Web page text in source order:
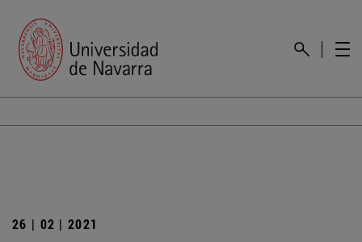
26 | 02 | 2021